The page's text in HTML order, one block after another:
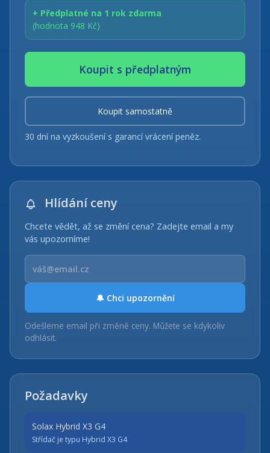
+ Předplatné na 1 rok zdarma
(hodnota 948 Kč)
Koupit s předplatným
Koupit samostatně
30 dní na vyzkoušení s garancí vrácení peněz.
Hlídání ceny
Chcete vědět, až se změní cena? Zadejte email a my
vás upozorníme!
🔔 Chci upozornění
Odešleme email při změně ceny. Můžete se kdykoliv
odhlásit.
Požadavky
Solax Hybrid X3 G4
Střídač je typu Hybrid X3 G4